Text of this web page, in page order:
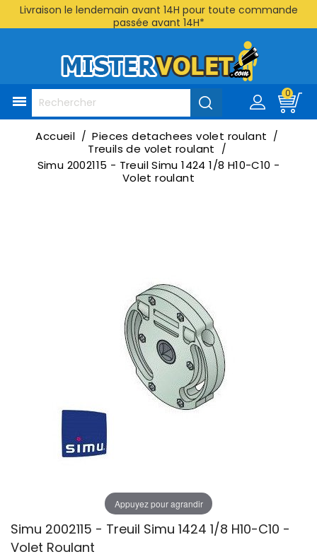
Livraison le lendemain avant 14H pour toute commande
passée avant 14H*

0
Accueil
Pieces detachees volet roulant
Treuils de volet roulant
Simu 2002115 - Treuil Simu 1424 1/8 H10-C10 -
Volet roulant
Appuyez pour agrandir
Simu 2002115 - Treuil Simu 1424 1/8 H10-C10 -
Volet Roulant